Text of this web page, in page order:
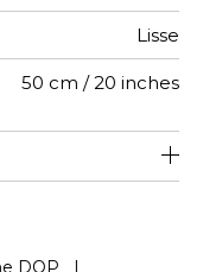
Lisse
50 cm / 20 inches
280 cm / 110 inches
200 cm / 79 inches
Raccord droit
4
150
Lavable
Encollage du mur
Arrachage à sec
A+
B s1 d0
DOP |